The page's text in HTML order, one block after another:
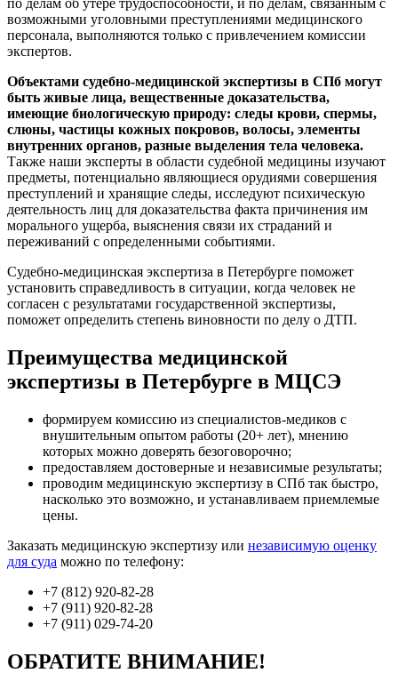
по делам об утере трудоспособности, и по делам, связанным с
возможными уголовными преступлениями медицинского
персонала, выполняются только с привлечением комиссии
экспертов.
Объектами судебно-медицинской экспертизы в СПб могут
быть живые лица, вещественные доказательства,
имеющие биологическую природу: следы крови, спермы,
слюны, частицы кожных покровов, волосы, элементы
внутренних органов, разные выделения тела человека.
Также наши эксперты в области судебной медицины изучают
предметы, потенциально являющиеся орудиями совершения
преступлений и хранящие следы, исследуют психическую
деятельность лиц для доказательства факта причинения им
морального ущерба, выяснения связи их страданий и
переживаний с определенными событиями.
Судебно-медицинская экспертиза в Петербурге поможет
установить справедливость в ситуации, когда человек не
согласен с результатами государственной экспертизы,
поможет определить степень виновности по делу о ДТП.
Преимущества медицинской
экспертизы в Петербурге в МЦСЭ
формируем комиссию из специалистов-медиков с
внушительным опытом работы (20+ лет), мнению
которых можно доверять безоговорочно;
предоставляем достоверные и независимые результаты;
проводим медицинскую экспертизу в СПб так быстро,
насколько это возможно, и устанавливаем приемлемые
цены.
Заказать медицинскую экспертизу или независимую оценку
для суда можно по телефону:
+7 (812) 920-82-28
+7 (911) 920-82-28
+7 (911) 029-74-20
ОБРАТИТЕ ВНИМАНИЕ!